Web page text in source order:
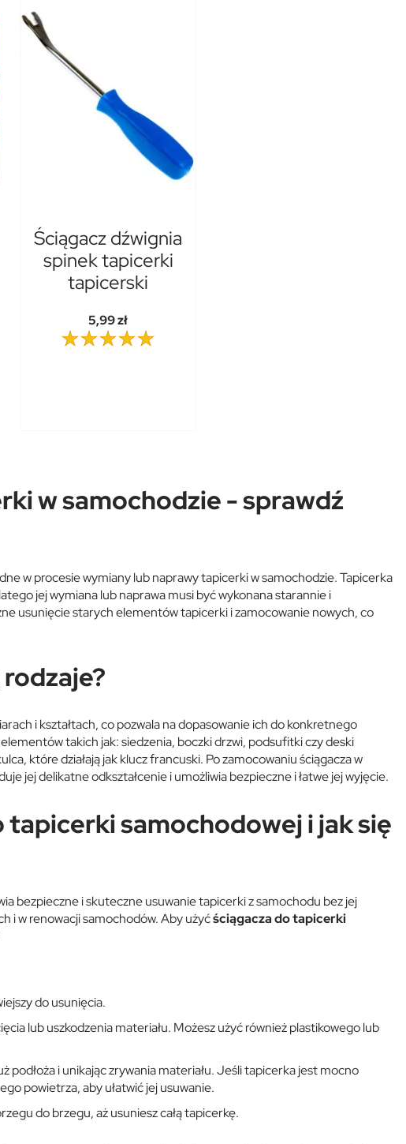
Ściągacz dźwignia
spinek tapicerki
tapicerski
5,99 zł
w samochodzie - sprawdź
w procesie wymiany lub naprawy tapicerki w samochodzie. Tapicerka
jej wymiana lub naprawa musi być wykonana starannie i
usunięcie starych elementów tapicerki i zamocowanie nowych, co
i kształtach, co pozwala na dopasowanie ich do konkretnego
takich jak: siedzenia, boczki drzwi, podsufitki czy deski
które działają jak klucz francuski. Po zamocowaniu ściągacza w
jej delikatne odkształcenie i umożliwia bezpieczne i łatwe jej wyjęcie.
tapicerki samochodowej i jak się
bezpieczne i skuteczne usuwanie tapicerki z samochodu bez jej
i w renowacji samochodów. Aby użyćściągacza do tapicerki
do usunięcia.
lub uszkodzenia materiału. Możesz użyć również plastikowego lub
podłoża i unikając zrywania materiału. Jeśli tapicerka jest mocno
powietrza, aby ułatwić jej usuwanie.
do brzegu, aż usuniesz całą tapicerkę.